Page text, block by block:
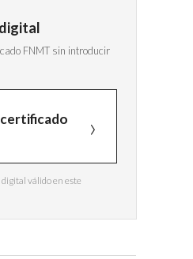
FNMT sin introducir
válido en este